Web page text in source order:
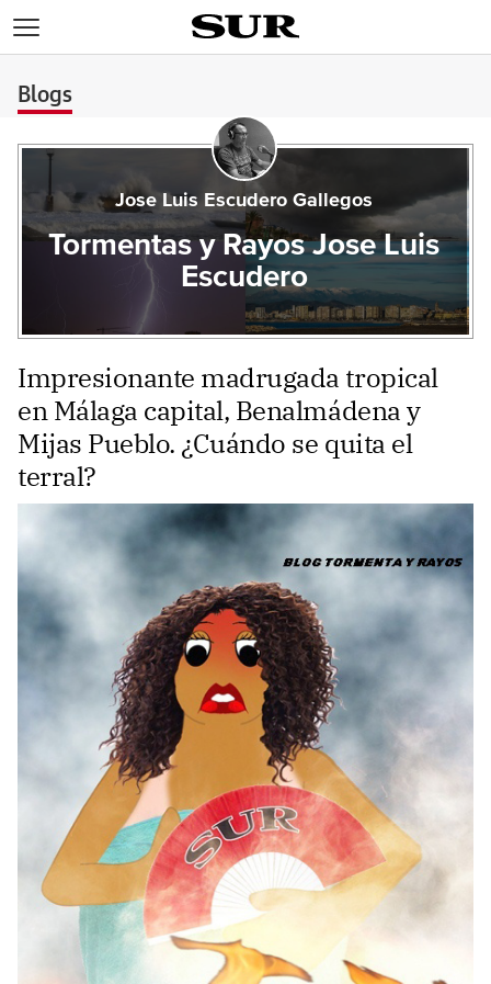
Blogs
Jose Luis Escudero Gallegos
Tormentas y Rayos Jose Luis
Escudero
Impresionante madrugada tropical
en Málaga capital, Benalmádena y
Mijas Pueblo. ¿Cuándo se quita el
terral?